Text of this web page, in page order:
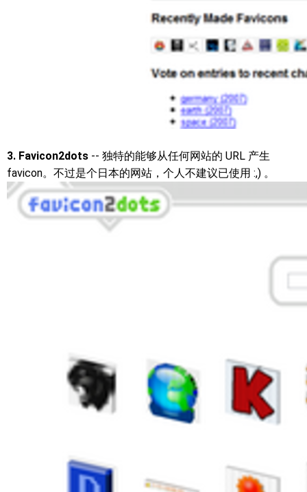
3. Favicon2dots -- 独特的能够从任何网站的 URL 产生
favicon。不过是个日本的网站，个人不建议已使用 :,) 。